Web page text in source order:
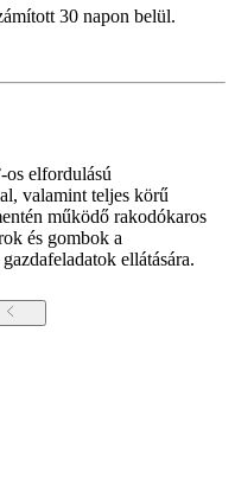
30 napon belül.
os elfordulású
valamint teljes körű
működő rakodókaros
és gombok a
ellátására.